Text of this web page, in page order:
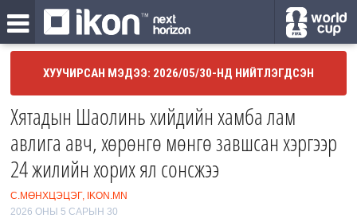
ХУУЧИРСАН МЭДЭЭ: 2026/05/30-НД НИЙТЛЭГДСЭН
Хятадын Шаолинь хийдийн хамба лам
авлига авч, хөрөнгө мөнгө завшсан хэргээр
24 жилийн хорих ял сонсжээ
С.МӨНХЦЭЦЭГ, IKON.MN
2026 ОНЫ 5 САРЫН 30